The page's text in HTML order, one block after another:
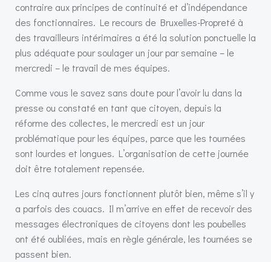
contraire aux principes de continuité et d’indépendance
des fonctionnaires. Le recours de Bruxelles-Propreté à
des travailleurs intérimaires a été la solution ponctuelle la
plus adéquate pour soulager un jour par semaine – le
mercredi – le travail de mes équipes.
Comme vous le savez sans doute pour l’avoir lu dans la
presse ou constaté en tant que citoyen, depuis la
réforme des collectes, le mercredi est un jour
problématique pour les équipes, parce que les tournées
sont lourdes et longues. L’organisation de cette journée
doit être totalement repensée.
Les cinq autres jours fonctionnent plutôt bien, même s’il y
a parfois des couacs. Il m’arrive en effet de recevoir des
messages électroniques de citoyens dont les poubelles
ont été oubliées, mais en règle générale, les tournées se
passent bien.